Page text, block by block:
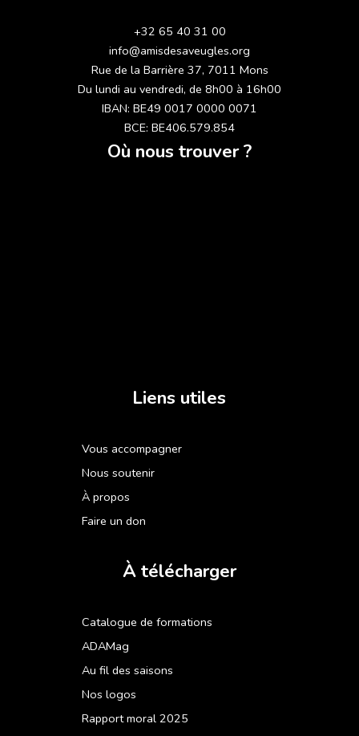
+32 65 40 31 00
info@amisdesaveugles.org
Rue de la Barrière 37, 7011 Mons
Du lundi au vendredi, de 8h00 à 16h00
IBAN: BE49 0017 0000 0071
BCE: BE406.579.854
Où nous trouver ?
Liens utiles
Vous accompagner
Nous soutenir
À propos
Faire un don
À télécharger
Catalogue de formations
ADAMag
Au fil des saisons
Nos logos
Rapport moral 2025